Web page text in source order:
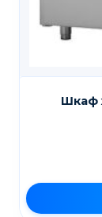
Шкаф